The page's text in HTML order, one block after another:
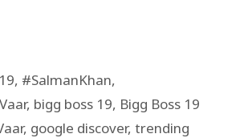
, #SalmanKhan,
, bigg boss 19, Bigg Boss 19
, google discover, trending